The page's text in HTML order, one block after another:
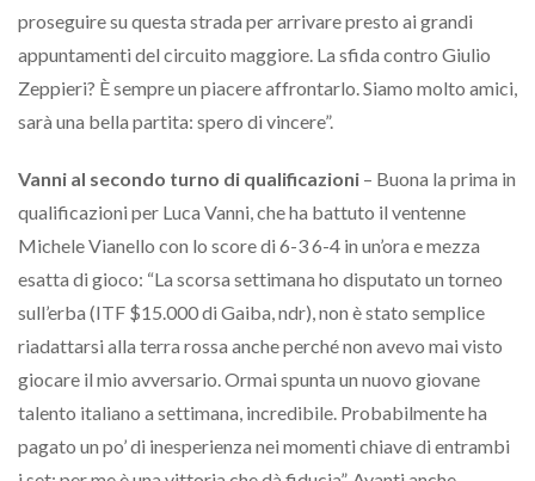
proseguire su questa strada per arrivare presto ai grandi
appuntamenti del circuito maggiore. La sfida contro Giulio
Zeppieri? È sempre un piacere affrontarlo. Siamo molto amici,
sarà una bella partita: spero di vincere”.
Vanni al secondo turno di qualificazioni – Buona la prima in
qualificazioni per Luca Vanni, che ha battuto il ventenne
Michele Vianello con lo score di 6-3 6-4 in un’ora e mezza
esatta di gioco: “La scorsa settimana ho disputato un torneo
sull’erba (ITF $15.000 di Gaiba, ndr), non è stato semplice
riadattarsi alla terra rossa anche perché non avevo mai visto
giocare il mio avversario. Ormai spunta un nuovo giovane
talento italiano a settimana, incredibile. Probabilmente ha
pagato un po’ di inesperienza nei momenti chiave di entrambi